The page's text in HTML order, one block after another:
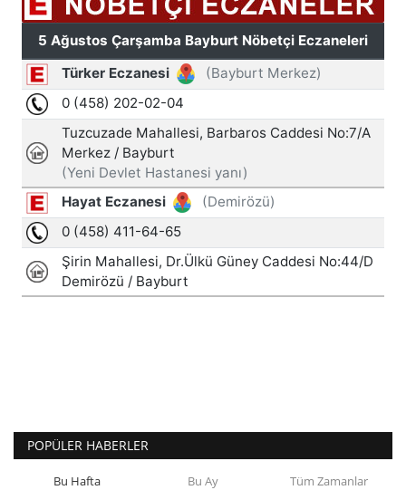
POPÜLER HABERLER
Bu Hafta Bu Ay Tüm Zamanlar